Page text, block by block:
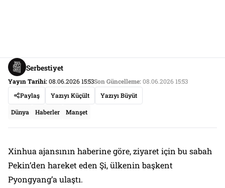
Serbestiyet
Yayın Tarihi:08.06.2026 15:53Son Güncelleme:08.06.2026 15:53
Paylaş
Yazıyı Küçült Yazıyı Büyüt
Dünya Haberler Manşet
Xinhua ajansının haberine göre, ziyaret için bu sabah
Pekin’den hareket eden Şi, ülkenin başkent
Pyongyang’a ulaştı.